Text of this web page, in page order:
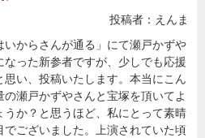
投稿者：えんま
いからさんが通る」にて瀬戸かずや
なった新参者ですが、少しでも応援
思い、投稿いたします。本当にこん
の瀬戸かずやさんと宝塚を頂いてよ
うか？と思うほど、私にとって素晴
でございました。上演されていた頃